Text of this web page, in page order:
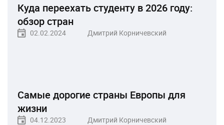
Куда переехать студенту в 2026 году:
обзор стран
02.02.2024 Дмитрий Корничевский
Самые дорогие страны Европы для
жизни
04.12.2023 Дмитрий Корничевский